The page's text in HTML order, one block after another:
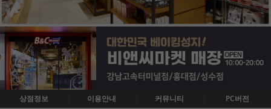
상점정보 이용안내 커뮤니티 PC버전